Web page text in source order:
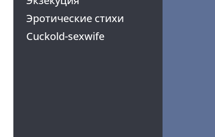
Эротические стихи
Cuckold-sexwife